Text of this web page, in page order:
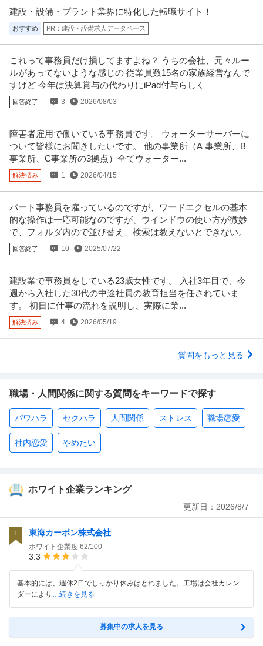
建設・設備・プラント業界に特化した転職サイト！
おすすめ PR：建設・設備求人データベース
これって事務員だけ損してますよね？ うちの会社、元々ルー
ルがあってないような感じの 従業員数15名の家族経営なんで
すけど 今年は決算賞与の代わりにiPad付与らしく
回答終了 3 2026/08/03
障害者雇用で働いている事務員です。 ウォーターサーバーに
ついて皆様にお聞きしたいです。 他の事業所（A 事業所、B
事業所、C事業所の3拠点）全てウォーター...
解決済み 1 2026/04/15
パート事務員を雇っているのですが、ワードエクセルの基本
的な操作は一応可能なのですが、ウインドウの使い方が微妙
で、フォルダ内ので並び替え、検索は教えないとできない。
回答終了 10 2025/07/22
建設業で事務員をしている23歳女性です。 入社3年目で、今
週から入社した30代の中途社員の教育担当を任されていま
す。 初日に仕事の流れを説明し、実際に業...
解決済み 4 2026/05/19
質問をもっと見る
職場・人間関係に関する質問をキーワードで探す
パワハラ セクハラ 人間関係 ストレス 職場恋愛
社内恋愛 やめたい
ホワイト企業ランキング
更新日： 2026/8/7
1 東海カーボン株式会社
ホワイト企業度 62/100
3.3
基本的には、週休2日でしっかり休みはとれました。工場は会社カレン
ダーにより …続きを見る
募集中の求人を見る